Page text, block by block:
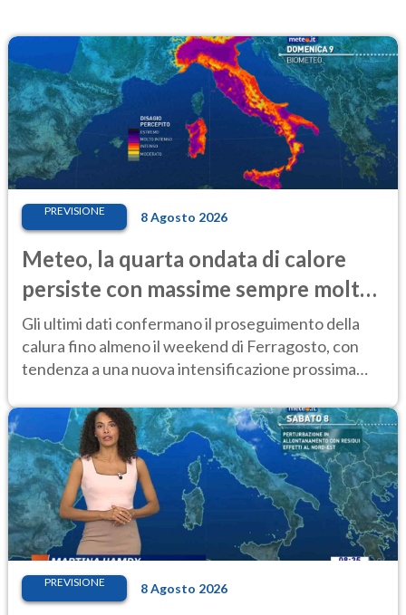
PREVISIONE 8 Agosto 2026
Meteo, la quarta ondata di calore
persiste con massime sempre molto
elevate
Gli ultimi dati confermano il proseguimento della
calura fino almeno il weekend di Ferragosto, con
tendenza a una nuova intensificazione prossima
PREVISIONE 8 Agosto 2026